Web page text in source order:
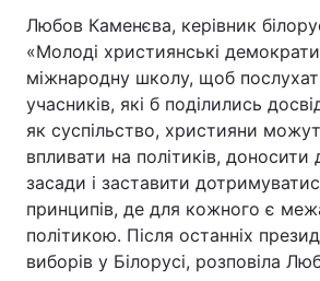
Любов Каменєва, керівник
«Молоді християнські
міжнародну школу, щоб
учасників, які б поділились
як суспільство, християни
впливати на політиків, доносити
засади і заставити
принципів, де для кожного є
політикою. Після останніх
виборів у Білорусі, розповіла